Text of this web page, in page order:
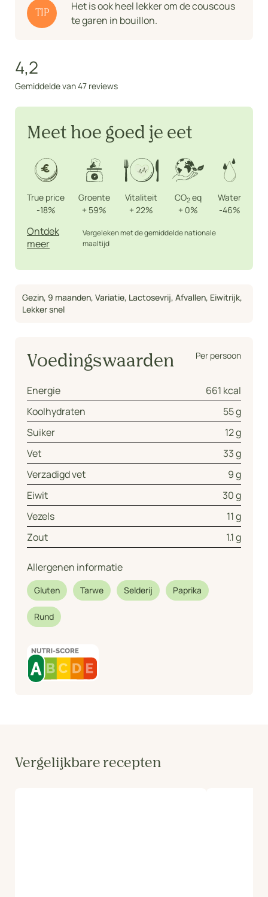
TIP
Het is ook heel lekker om de couscous
te garen in bouillon.
4,2
Gemiddelde van 47 reviews
Meet hoe goed je eet
True price
-18%
Groente
+ 59%
Vitaliteit
+ 22%
CO2 eq
+ 0%
Water
-46%
Ontdek
meer
Vergeleken met de gemiddelde nationale
maaltijd
Gezin, 9 maanden, Variatie, Lactosevrij, Afvallen, Eiwitrijk,
Lekker snel
Voedingswaarden Per persoon
Energie
661 kcal
Koolhydraten
55 g
Suiker
12 g
Vet
33 g
Verzadigd vet
9 g
Eiwit
30 g
Vezels
11 g
Zout
1.1 g
Allergenen informatie
Gluten Tarwe Selderij Paprika
Rund
Vergelijkbare recepten